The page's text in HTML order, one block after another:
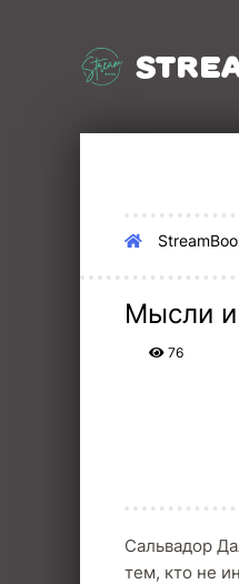
Мысли
76
Сальвадор
тем, кто не